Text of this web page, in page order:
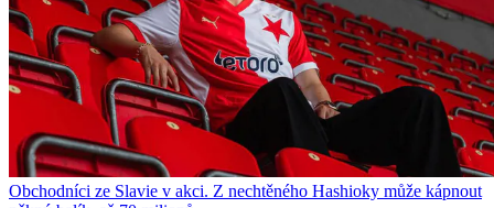
Obchodníci ze Slavie v akci. Z nechtěného Hashioky může kápnout